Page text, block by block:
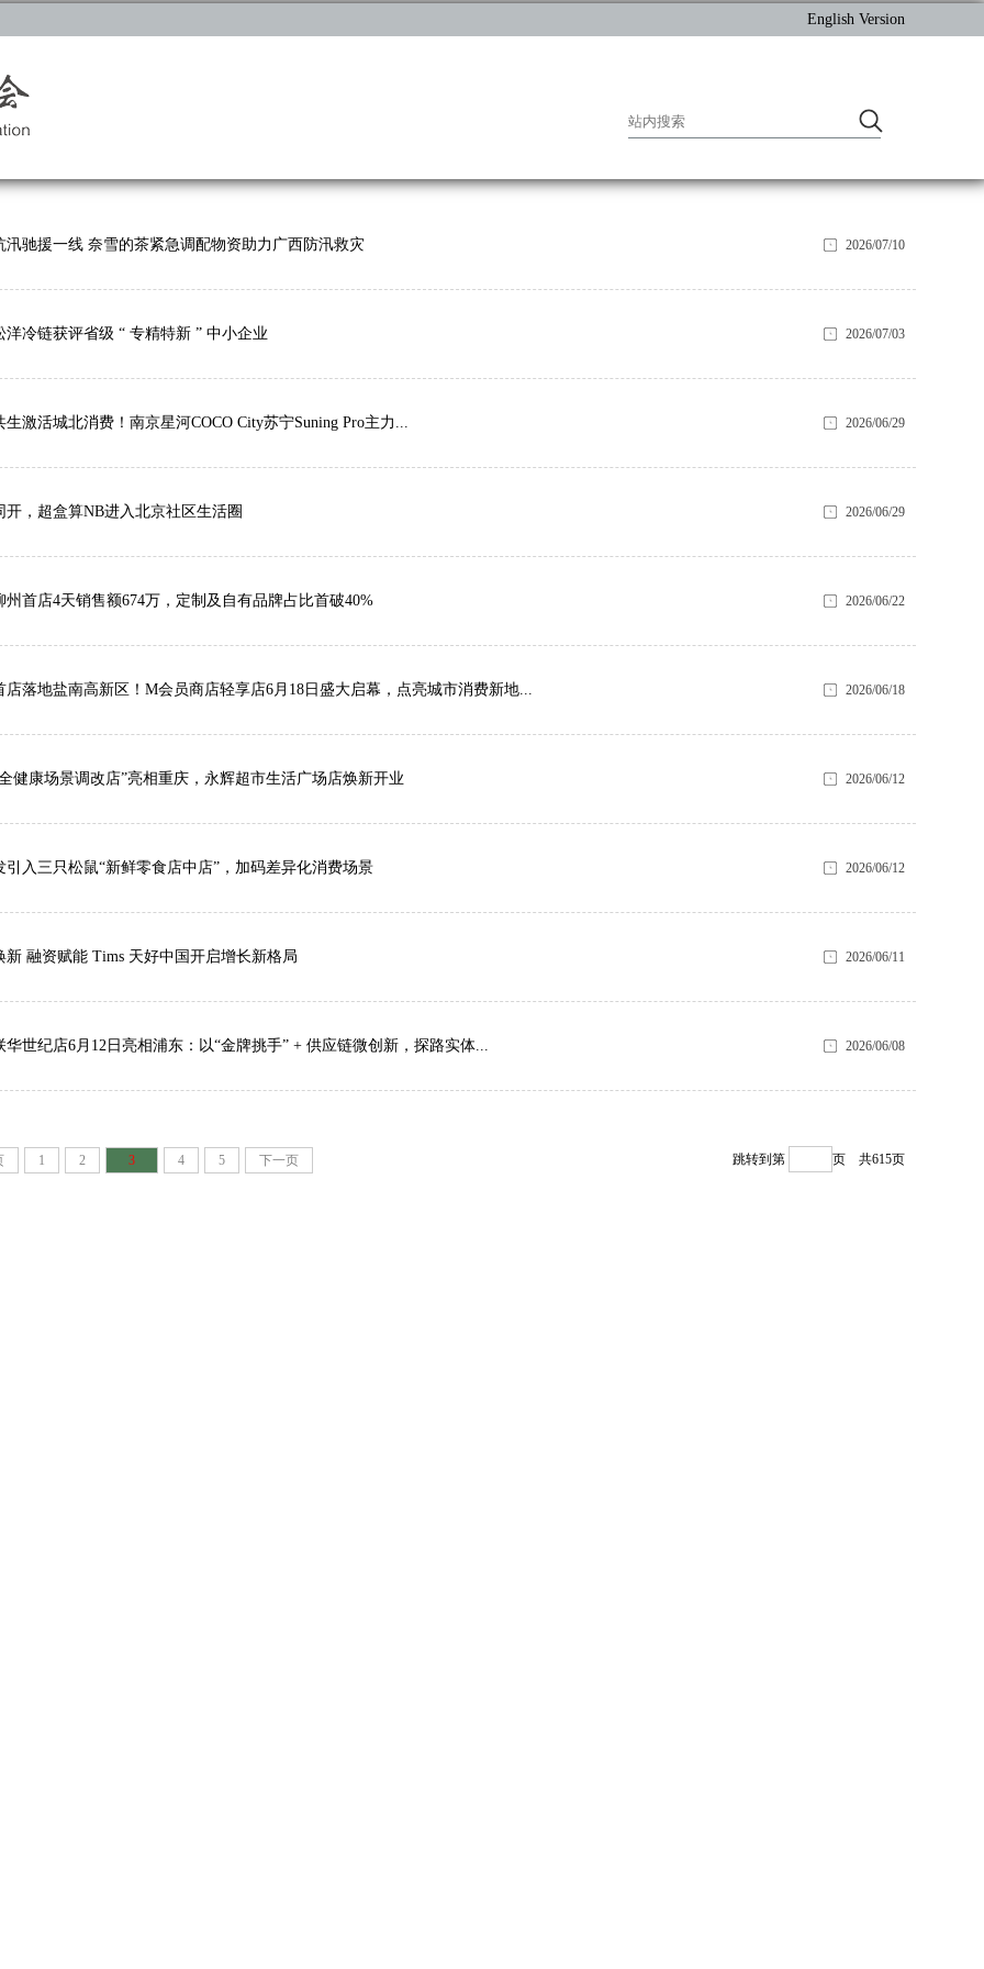
English Version
2026/07/10
汛驰援一线 奈雪的茶紧急调配物资助力广西防汛救灾
2026/07/03
洋冷链获评省级 “ 专精特新 ” 中小企业
2026/06/29
生激活城北消费！南京星河COCO City苏宁Suning Pro主力...
2026/06/29
开，超盒算NB进入北京社区生活圈
2026/06/22
州首店4天销售额674万，定制及自有品牌占比首破40%
2026/06/18
店落地盐南高新区！M会员商店轻享店6月18日盛大启幕，点亮城市消费新地...
2026/06/12
健康场景调改店”亮相重庆，永辉超市生活广场店焕新开业
2026/06/12
引入三只松鼠“新鲜零食店中店”，加码差异化消费场景
2026/06/11
新 融资赋能 Tims 天好中国开启增长新格局
2026/06/08
华世纪店6月12日亮相浦东：以“金牌挑手” + 供应链微创新，探路实体...
1 2 3 4 5 下一页 共615页
跳转到第 页